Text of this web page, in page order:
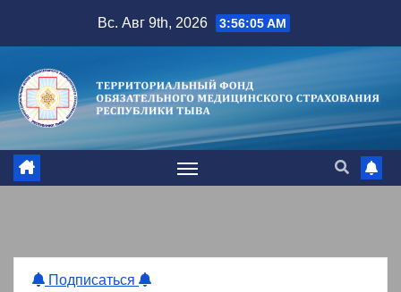
содержимому
Вс. Авг 9th, 2026 3:56:06 AM
Подписаться